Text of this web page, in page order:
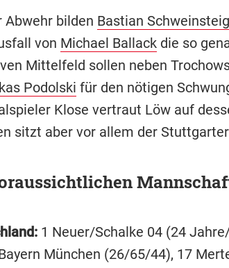
Abwehr bilden Bastian
von Michael Ballackdie so
Mittelfeld sollen neben
Podolski für den nötigen
Klose vertraut Löw auf
sitzt aber vor allem der Stuttgarter
1 Neuer/Schalke 04 (24
München (26/65/44), 17